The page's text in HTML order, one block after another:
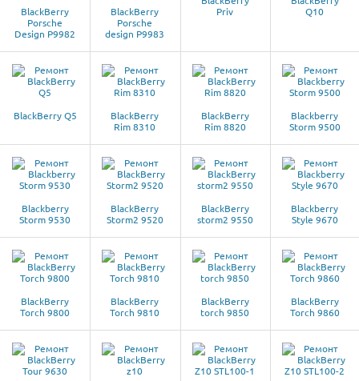
BlackBerry
Porsche
Design P9982
BlackBerry
Porsche
design P9983
Priv
Q10
BlackBerry Q5
BlackBerry
Rim 8310
BlackBerry
Rim 8820
Blackberry
Storm 9500
Blackberry
Storm 9530
BlackBerry
Storm2 9520
BlackBerry
storm2 9550
Blackberry
Style 9670
BlackBerry
Torch 9800
BlackBerry
Torch 9810
BlackBerry
torch 9850
BlackBerry
Torch 9860